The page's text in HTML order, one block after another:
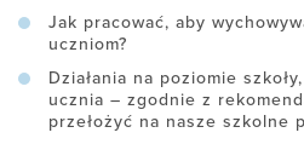
Jak pracować, aby
uczniom?
Działania na poziomie
ucznia – zgodnie z
przełożyć na nasze szkolne